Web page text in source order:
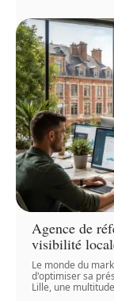
Agence de
visibilité
Le monde du
d'optimiser sa
Lille, une multitude